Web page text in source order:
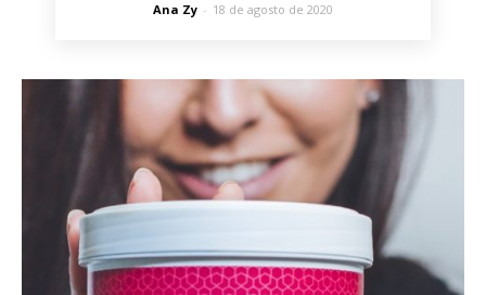
Ana Zy - 18 de agosto de 2020